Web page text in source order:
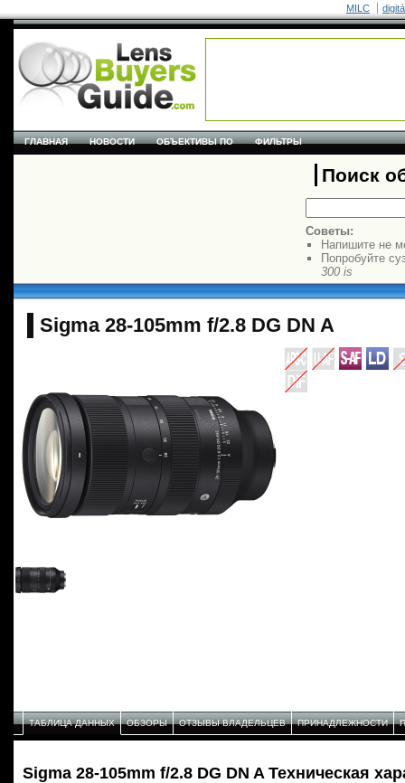
MILC
ГЛАВНАЯ НОВОСТИ ОБЪЕКТИВЫ ПО ФИЛЬТРЫ
Поиск
Советы:
Напишите не
Попробуйте
300 is
Sigma 28-105mm f/2.8 DG DN A
ТАБЛИЦА ДАННЫХ ОБЗОРЫ ОТЗЫВЫ ВЛАДЕЛЬЦЕВ ПРИНАДЛЕЖНОСТИ
Sigma 28-105mm f/2.8 DG DN A Техническая